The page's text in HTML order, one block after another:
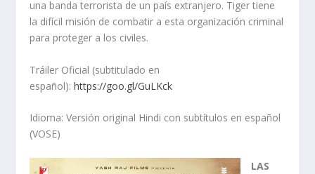
una banda terrorista de un país extranjero. Tiger tiene
la difícil misión de combatir a esta organización criminal
para proteger a los civiles.
Tráiler Oficial (subtitulado en
español):https://goo.gl/GuLKck
Idioma: Versión original Hindi con subtítulos en español
(VOSE)
LAS